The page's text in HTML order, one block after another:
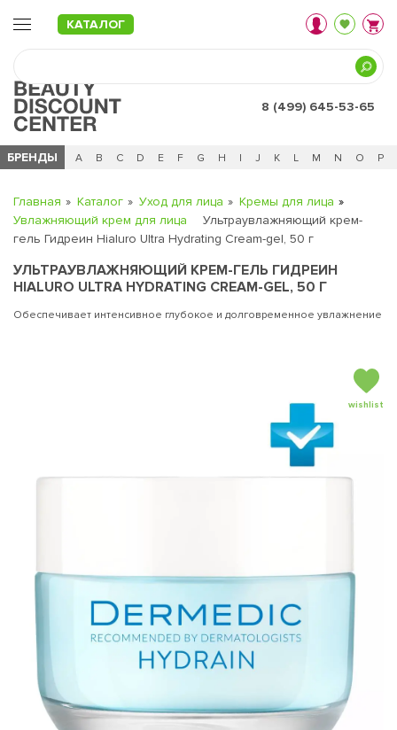
КАТАЛОГ
8 (499) 645-53-65
БРЕНДЫ
Ч 0 - 9 A B C D E F G H I J K L M N O P
Главная Каталог Уход для лица
Кремы для лица
Увлажняющий крем для лица
Ультраувлажняющий крем-
гель Гидреин Hialuro Ultra Hydrating Cream-gel, 50 г
УЛЬТРАУВЛАЖНЯЮЩИЙ КРЕМ-ГЕЛЬ ГИДРЕИН
HIALURO ULTRA HYDRATING CREAM-GEL, 50 Г
Обеспечивает интенсивное глубокое и долговременное увлажнение
wishlist